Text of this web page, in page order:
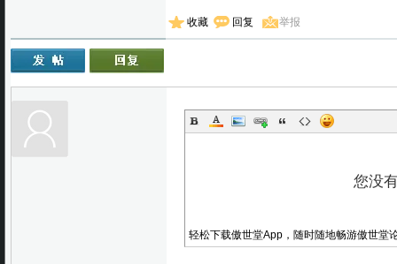
收藏 回复 举报
轻松下载傲世堂App，随时随地畅游傲世堂